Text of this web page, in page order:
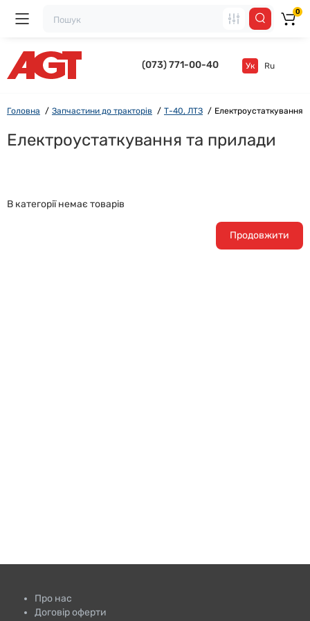
(073) 771-00-40 Ук Ru
0
Головна Запчастини до тракторів Т-40, ЛТЗ Електроустаткування
Електроустаткування та прилади
В категорії немає товарів
Продовжити
Про нас
Договір оферти